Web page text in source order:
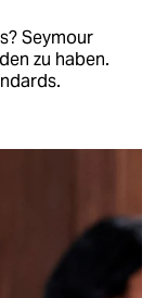
Seymour
zu haben.